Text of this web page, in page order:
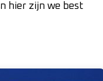
hier zijn we best